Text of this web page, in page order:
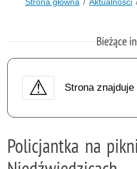
Bieżące
Strona
Policjantka na